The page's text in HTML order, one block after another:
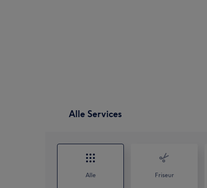
Alle Services
Alle Friseur